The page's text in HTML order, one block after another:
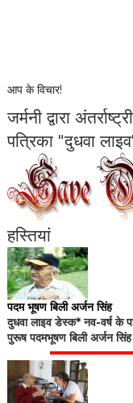
आप के विचार!
जर्मनी द्वारा
पत्रिका "दुधवा
हस्तियां
पदम भूषण बिली अर्जन सिंह
दुधवा लाइव डेस्क* नव-वर्ष के
पुरूष पदमभूषण बिली अर्जन सिंह